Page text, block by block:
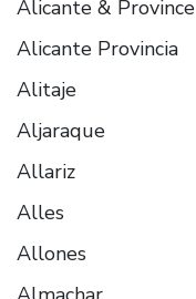
Alicante & Province
Alicante Provincia
Alitaje
Aljaraque
Allariz
Alles
Allones